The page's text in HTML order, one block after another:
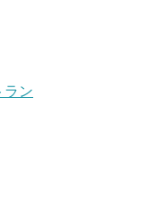
ラン